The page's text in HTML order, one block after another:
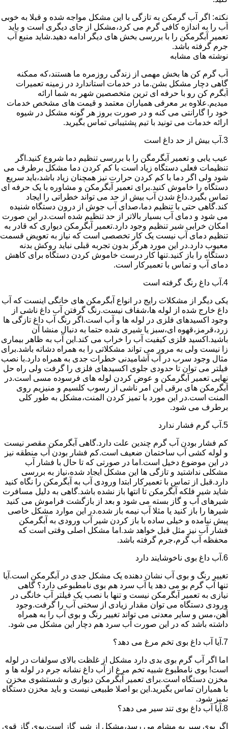
نکته: اگر آب گرمکن به تازگی با این مشکل مواجه شده و قبلا به خوبی
آب را به اندازه کافی گرم می کرد،مشکل از جای دیگری است و باید
تعمیر آبگرمکن را با بررسی بخش های دیگر ادامه دهید.شاید منبع آب
جرم گرفته باشد.
نوشته های مشابه
آب گرم کن ها بخش مهمی از زندگی روزمره ما هستند،که ممکنه
گاهی دچار مشکل بشن.ما در خدمات استاندارد در زمینه تعمیرات
آبگرم کن رو با حرفه ای ترین متخصصین شهر به شما ارائه
میدیم.علاوه بر معرفی همیاران معتمد و قیمت های مشخص خدمات
خود را گارانتی می کنه و در صورت بروز هر گونه مشکل در شیوه
ارائه خدمات می تونید با تیم پشتیبانی تماس بگیرید.
3.آب بیش از حد داغ است
عیب یابی و تعمیر آبگرمگن را با بررسی تنظیم دما شروع کنید.اگر
تنظیمات فعلی دستگاه زیاد است با کم کردن دما مشکل برطرف می
شود ولی اگر دما با کم کردن حرارت نیز همچنان زیاد باشد،باید سریع
دستگاه را خاموش کنید.برای تعمیر آبگرمکن و مشاوره با یک حرفه ای
تماس بگیرد.داغ شدن آب بیش از حد می تواند خطراتی را ایجاد
کند.گاهی حتی با تنظیم دما،صدای آب جوش از درون دستگاه شنیده
می شود و دمای آب بسیار بالاتر از حد تنظیم شده است.در این صورت
امکان خرابی شیر تنظیم وجود دارد.تعمیر آبگرمکن دیواری که قادر به
تنظیم دمای آب نیست یک کار تخصصی است که نیاز به تعویض قسمت
معیوب دارد.در این مورد هرگز بدون تجربه قبلی نباید روکش بدنه
دستگاه را باز کنید.تنها کار درست خاموش کردن دستگاه برای کاهش
دمای آب و تماس با تعمیرکار است.
4.آب داغ رنگ گرفته است
یکی دیگر از مشکلات رایج در انواع آبگرمکن های خانگی اینست که آب
داغ خارج شده از لوله ها،شفاف نیست.رنگ گرفتن آب داغ ناشی از
وجود اکسیدهای فلزی در لوله ها و آب است.اگر رنگ آب داغ تازگی ها
زرد،قرمز،قهوه ای،سبز یا شیری شده حتما به دنبال منشا آن
باشید.اکسید فلزی کیفیت آب را خراب می کند.این آب به ظاهر بیماری
زا نیست ولی به مرور می تواند مشکلاتی را به همراه دشاته باشد.برای
مثال وجود سرب در آب آشامیدنی خطرات جدی به همراه دارد.با نصب
فیلتر می توان تا حدودی جلوی اکسیدهای فلزی را گرفت ولی راه حل
نهایی تعمیر آبگرمکن و عوض کردن لوله های فرسوده مسی است.در
آبگرمکن های برقی این امر ناشی از رسوب کلسیم و منیزیم روی
المنت است.در این مورد با تمیز کردن المنت،مشکل به طور کلی
برطرف می شود.
5.آب گرم فشار ندارد
کم فشار بودن آب گرم چندین علت دارد.گاهی آبگرمکن مقصر نیست
و لوله کشی آب ساختمان ضعیف است.کم فشار بودن آب منطقه نیز
در این موضوع دخیل است.اما در صورتی که تا حال با فشار آب
مشکلی نداشتید و تازگی ها این مشکل ایجاد شده،نیاز به بررسی
دارد.قبل از تماس با تعمیرکار ابتدا ورودی آب به آبگرمکن را نگاه کنید
شاید شیر فلکه آبگرمکن تا انتها باز نشده باشد.گاهی به دلیل مسافرت
شیرهای آب و گاز بسته می شود و بعد از بازگشت فراموش می کنید
شیرها را باز کنید یا مثلا آب نیمه باز شده.در این موارد مشکل خاصی
پیش نیامده و خیلی ساده با باز کردن شیر آب ورودی به آبگرمکن
فشار آب نیز مثل قبل خواهد شد.اما مشکل اصلی وقتی است که
محفظه آب گرم،جرم گرفته باشد.
6.آب داغ بوی ناخوشایند دارد
تغییر رنگ و بوی آب نشان دهنده یک مشکل جدی در آبگرمکن است.آیا
تنها آب گرم بو می دهد یا آب سرد هم بوی نامطبوعی دارد؟ گاهی
نیازی به تعمیر آبگرمکن نیست و تنها با نصب یک فیلتر آب خانگی در
ورودی دستگاه می توان مقدار زیادی از سختی آب را گرفت.وجود
آهن،مس و سایر معدنی می تواند تغییر رنگ و بوی آب را به همراه
داشته باشد که در این صورت آب سرد هم دچار این مشکل می شود.
7.آیا آب داغ بوی تخم مرغ می دهد؟
اما اگر آب گرم بوی بدی دارد مشکل از غلظت بالای سولفات در لوله
است! بوی نامطبوع شبیه تخم مرغ از آب داغ نشانه جرم در لوله ها و
مخزن دستگاه است.برای تعمیر آبگرمکن دیواری و شستشوی مخزن
با همیاران تماس بگیرید.این بو اصلا طبیعی نیست و باید مخزن دستگاه
تمیز شود.
8.آیا آب داغ بوی تند سیر می دهد؟
اگر بوی سیر به مشام می رسد،مشکل از شیر گاز است.بوی گاز قوی